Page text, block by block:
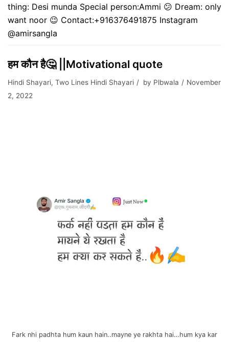
thing: Desi munda Special person:Ammi 😕 Dream: only
want noor 😉 Contact:+916376491875 Instagram
@amirsangla
हम कौन है🤔 ||Motivational quote
Hindi Shayari, Two Lines Hindi Shayari by Plbwala
November
2, 2022
Fark nhi padhta hum kaun hain..mayne ye rakhta hai…hum kya kar